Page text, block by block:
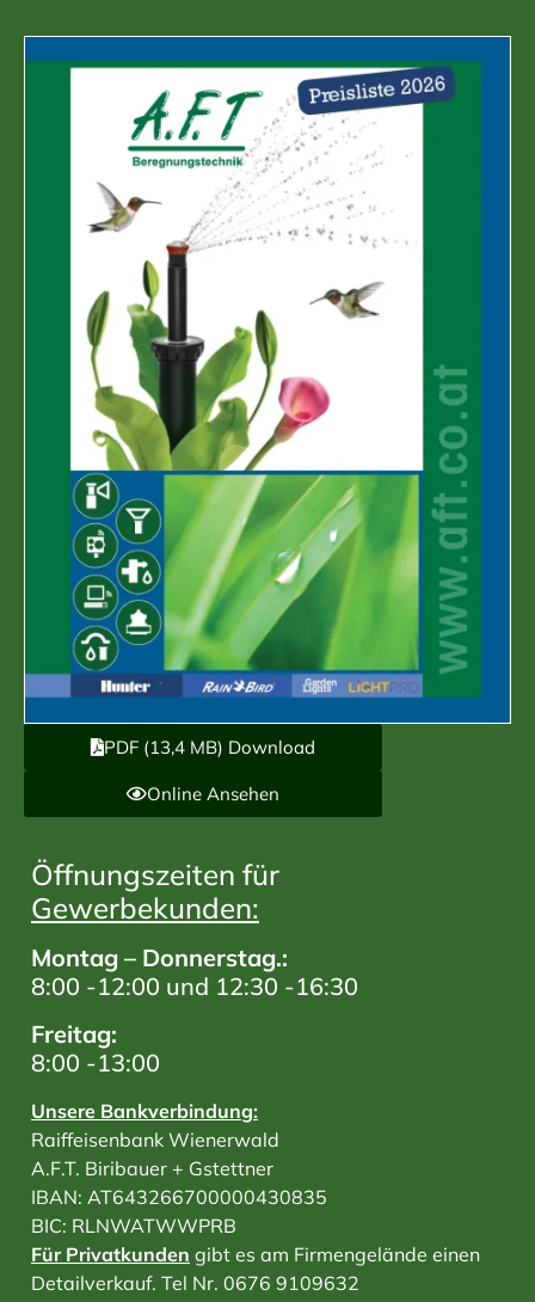
PDF (13,4 MB) Download
Online Ansehen
Öffnungszeiten für
Gewerbekunden:
Montag – Donnerstag.:
8:00 -12:00 und 12:30 -16:30
Freitag:
8:00 -13:00
Unsere Bankverbindung:
Raiffeisenbank Wienerwald
A.F.T. Biribauer + Gstettner
IBAN: AT643266700000430835
BIC: RLNWATWWPRB
Für Privatkunden gibt es am Firmengelände einen
Detailverkauf. Tel Nr. 0676 9109632